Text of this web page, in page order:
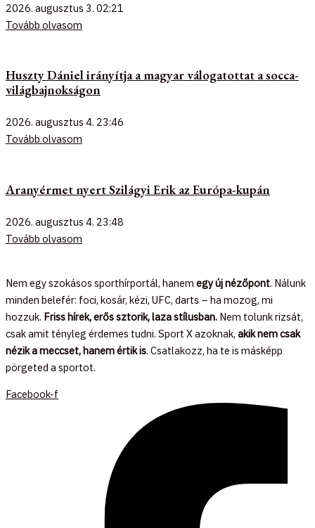
2026. augusztus 3. 02:21
Tovább olvasom
Huszty Dániel irányítja a magyar válogatottat a socca-
világbajnokságon
2026. augusztus 4. 23:46
Tovább olvasom
Aranyérmet nyert Szilágyi Erik az Európa-kupán
2026. augusztus 4. 23:48
Tovább olvasom
Nem egy szokásos sporthírportál, hanem egy új nézőpont. Nálunk
minden belefér: foci, kosár, kézi, UFC, darts – ha mozog, mi
hozzuk. Friss hírek, erős sztorik, laza stílusban. Nem tolunk rizsát,
csak amit tényleg érdemes tudni. Sport X azoknak, akik nem csak
nézik a meccset, hanem értik is. Csatlakozz, ha te is másképp
pörgeted a sportot.
Facebook-f